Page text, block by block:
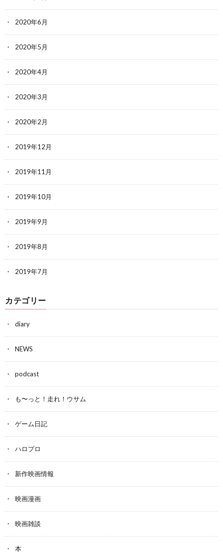
2020年6月
2020年5月
2020年4月
2020年3月
2020年2月
2019年12月
2019年11月
2019年10月
2019年9月
2019年8月
2019年7月
カテゴリー
diary
NEWS
podcast
も〜っと！走れ！ウサム
ゲーム日記
ハロプロ
新作映画情報
映画漫画
映画雑談
本